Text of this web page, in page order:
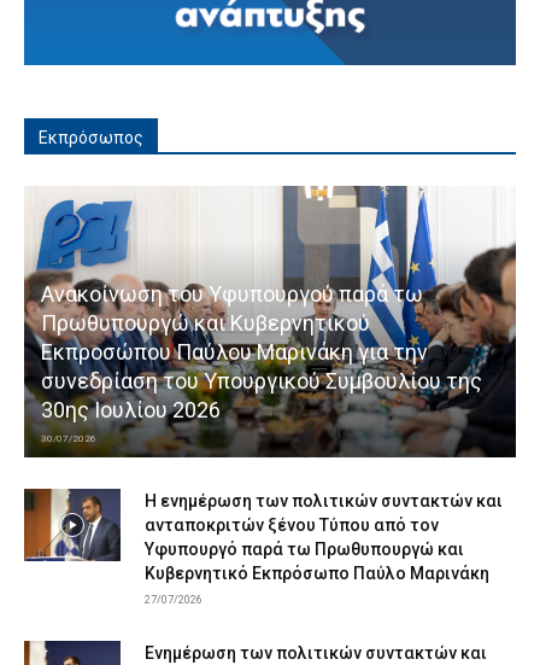
Εκπρόσωπος
Ανακοίνωση του Υφυπουργού παρά τω
Πρωθυπουργώ και Κυβερνητικού
Εκπροσώπου Παύλου Μαρινάκη για την
συνεδρίαση του Υπουργικού Συμβουλίου της
30ης Ιουλίου 2026
30/07/2026
Η ενημέρωση των πολιτικών συντακτών και
ανταποκριτών ξένου Τύπου από τον
Υφυπουργό παρά τω Πρωθυπουργώ και
Κυβερνητικό Εκπρόσωπο Παύλο Μαρινάκη
27/07/2026
Ενημέρωση των πολιτικών συντακτών και